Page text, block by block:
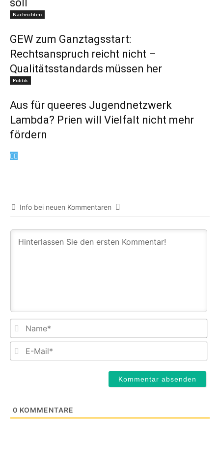
soll
Nachrichten
GEW zum Ganztagsstart:
Rechtsanspruch reicht nicht –
Qualitätsstandards müssen her
Politik
Aus für queeres Jugendnetzwerk
Lambda? Prien will Vielfalt nicht mehr
fördern
Info bei neuen Kommentaren
E-
0 KOMMENTARE